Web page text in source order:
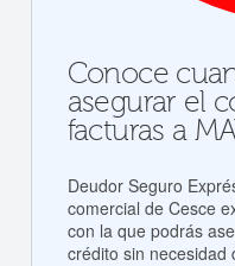
Conoce
asegurar el
facturas a
Deudor Seguro
comercial de Cesce
con la que podrás
crédito sin necesidad